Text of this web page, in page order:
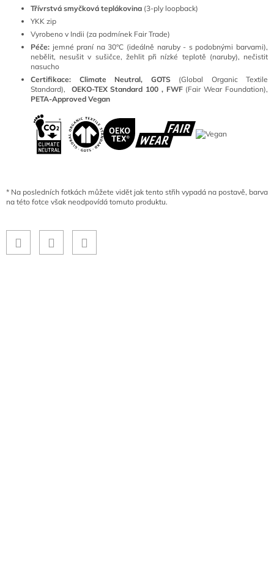
Třívrstvá smyčková teplákovina (3-ply loopback)
YKK zip
Vyrobeno v Indii (za podmínek Fair Trade)
Péče: jemné praní na 30°C (ideálně naruby - s podobnými barvami),
nebělit, nesušit v sušičce, žehlit při nízké teplotě (naruby), nečistit
nasucho
Certifikace: Climate Neutral, GOTS(Global Organic Textile
Standard),
OEKO-TEX Standard 100 , FWF (Fair Wear Foundation),
PETA-Approved Vegan
* Na posledních fotkách můžete vidět jak tento střih vypadá na postavě, barva
na této fotce však neodpovídá tomuto produktu.